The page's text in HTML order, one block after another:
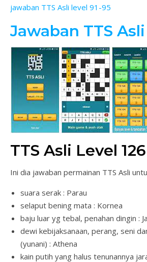
jawaban TTS Asli level 91-95
Jawaban TTS Asli
TTS Asli Level 126
Ini dia jawaban permainan TTS Asli
suara serak : Parau
selaput bening mata : Kornea
baju luar yg tebal, penahan dingin :
dewi kebijaksanaan, perang, seni
(yunani) : Athena
kain putih yang halus tenunannya